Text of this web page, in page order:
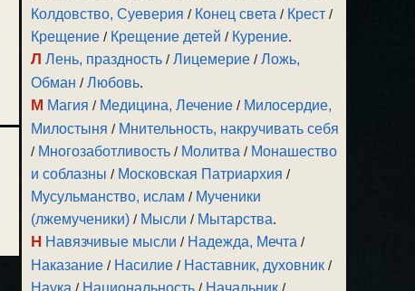
Колдовство, Суеверия / Конец света / Крест /
Крещение / Крещение детей / Курение.
Л Лень, праздность /Лицемерие /Ложь,
Обман /Любовь.
М Магия / Медицина, Лечение / Милосердие,
Милостыня / Мнительность, накручивать себя
/ Многозаботливость / Молитва / Монашество
и соблазны / Московская Патриархия /
Мусульманство, ислам / Мученики
(лжемученики) / Мысли / Мытарства.
Н Навязчивые мысли / Надежда, Мечта /
Наказание / Насилие / Наставник, духовник /
Наука / Национальность / Начальник /